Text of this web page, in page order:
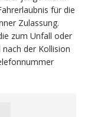
für die
Zulassung.
zum Unfall oder
der Kollision